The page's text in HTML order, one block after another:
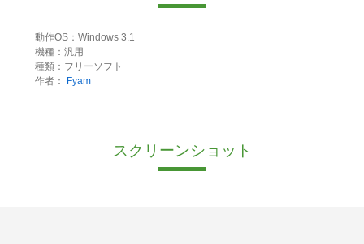
動作OS：Windows 3.1
機種：汎用
種類：フリーソフト
作者：
Fyam
スクリーンショット